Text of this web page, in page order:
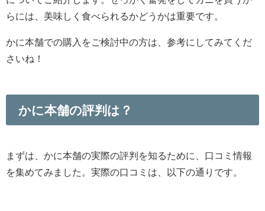
らには、 美味しく食べられるかどうかは重要です。
かに本舗での購入をご検討中の方は、 参考にしてみてくだ
さいね！
かに本舗の評判は？
まずは、 かに本舗の実際の評判を知るために、 口コミ情報
を集めてみました。実際の口コミは、以下の通りです。